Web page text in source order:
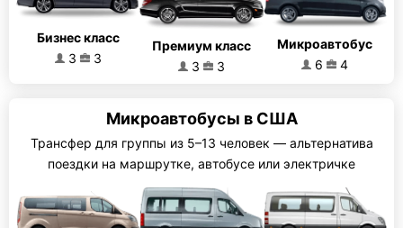
Бизнес класс
3
3
Премиум класс
3
3
Микроавтобус
6
4
Микроавтобусы в США
Трансфер для группы из 5–13 человек — альтернатива
поездки на маршрутке, автобусе или электричке